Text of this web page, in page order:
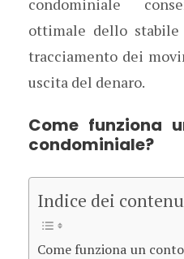
condominiale
ottimale dello
tracciamento dei
uscita del denaro.
Come funziona
condominiale?
Indice dei
Come funziona un